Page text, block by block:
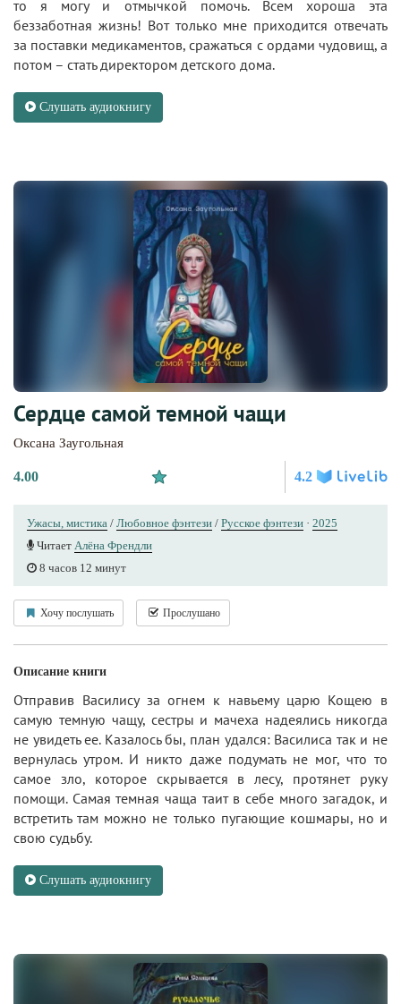
то я могу и отмычкой помочь. Всем хороша эта
беззаботная жизнь! Вот только мне приходится отвечать
за поставки медикаментов, сражаться с ордами чудовищ, а
потом – стать директором детского дома.
Слушать аудиокнигу
Сердце самой темной чащи
Оксана Заугольная
4.00 4.2
Ужасы, мистика / Любовное фэнтези / Русское фэнтези · 2025
Читает Алёна Френдли
8 часов 12 минут
Хочу послушать Прослушано
Описание книги
Отправив Василису за огнем к навьему царю Кощею в
самую темную чащу, сестры и мачеха надеялись никогда
не увидеть ее. Казалось бы, план удался: Василиса так и не
вернулась утром. И никто даже подумать не мог, что то
самое зло, которое скрывается в лесу, протянет руку
помощи. Самая темная чаща таит в себе много загадок, и
встретить там можно не только пугающие кошмары, но и
свою судьбу.
Слушать аудиокнигу